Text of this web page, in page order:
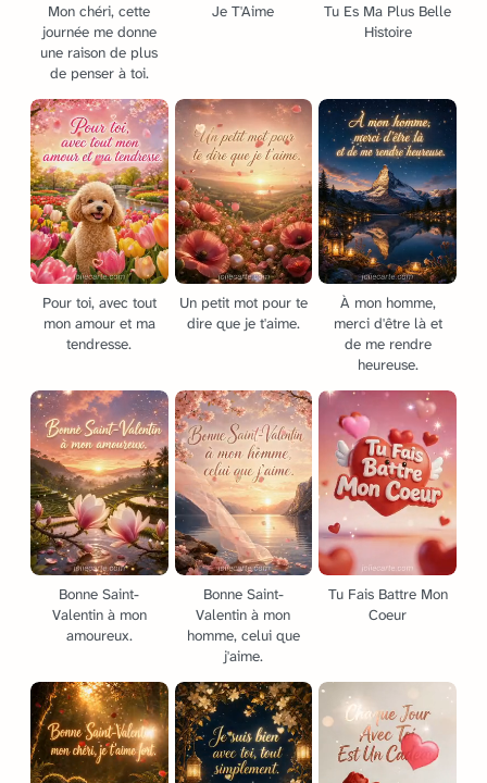
Mon chéri, cette
journée me donne
une raison de plus
de penser à toi.
Je T'Aime
Tu Es Ma Plus Belle
Histoire
Pour toi, avec tout
mon amour et ma
tendresse.
Un petit mot pour te
dire que je t'aime.
À mon homme,
merci d'être là et
de me rendre
heureuse.
Bonne Saint-
Valentin à mon
amoureux.
Bonne Saint-
Valentin à mon
homme, celui que
j'aime.
Tu Fais Battre Mon
Coeur